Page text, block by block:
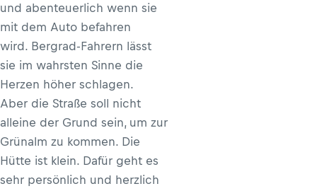
und abenteuerlich wenn sie
mit dem Auto befahren
wird. Bergrad-Fahrern lässt
sie im wahrsten Sinne die
Herzen höher schlagen.
Aber die Straße soll nicht
alleine der Grund sein, um zur
Grünalm zu kommen. Die
Hütte ist klein. Dafür geht es
sehr persönlich und herzlich